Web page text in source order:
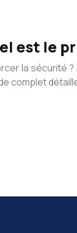
est le
la
complet